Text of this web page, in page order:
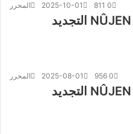
المحرر 2025-10-01 0
811
المحرر 2025-08-01 0
956